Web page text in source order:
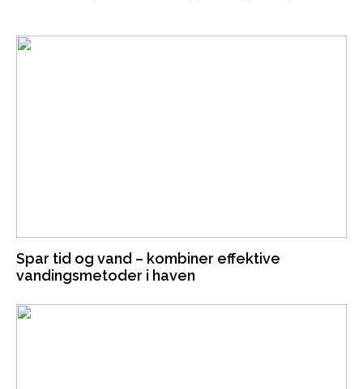
Spar tid og vand – kombiner effektive
vandingsmetoder i haven